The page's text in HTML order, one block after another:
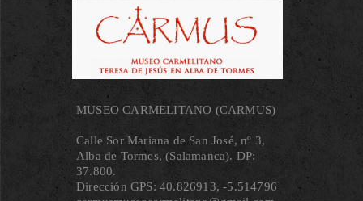
MUSEO CARMELITANO (CARMUS)
Calle Sor Mariana de San José, nº 3,
Alba de Tormes, (Salamanca). DP:
37.800.
Dirección GPS: 40.826913, ‐5.514796